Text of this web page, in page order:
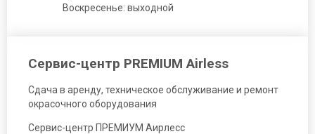
Воскресенье: выходной
Сервис-центр PREMIUM Airless
Сдача в аренду, техническое обслуживание и ремонт
окрасочного оборудования
Сервис-центр ПРЕМИУМ Аирлесс